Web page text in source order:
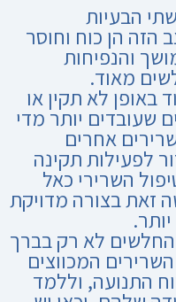
הבעיות
הזה הן כוח וחוסר
והנפיחות
מאוד.
באופן לא תקין או
שעובדים יותר מדי
אחרים
לפעילות תקינה
השרירי כאל
זאת בצורה מדויקת
לא רק בברך
המכווצים
התנועה, וללמד